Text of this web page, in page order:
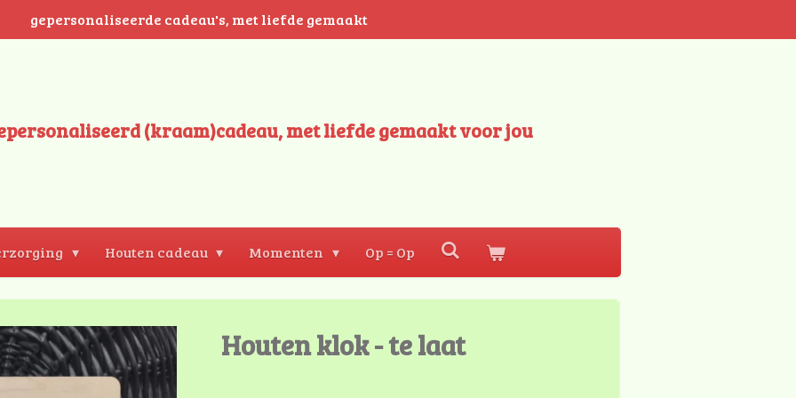
gepersonaliseerde cadeau's, met liefde gemaakt
(kraam)cadeau, met liefde gemaakt voor jou
Houten cadeau Momenten Op = Op
Houten klok - te laat